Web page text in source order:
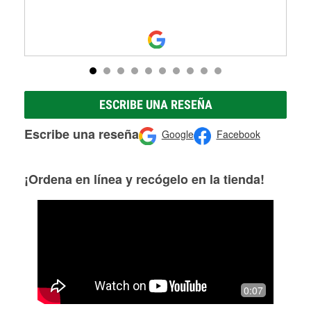
ESCRIBE UNA RESEÑA
Escribe una reseña Google Facebook
¡Ordena en línea y recógelo en la tienda!
0:07